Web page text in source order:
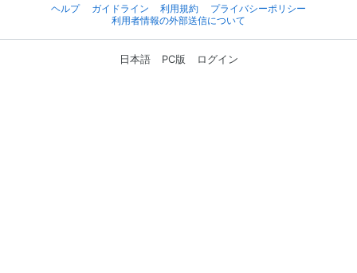
ヘルプ
ガイドライン 利用規約
プライバシーポリシー
利用者情報の外部送信について
日本語 PC版 ログイン